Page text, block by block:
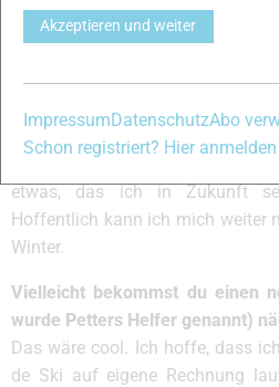
Wie war die erste Tour de Ski für
teilgenommen, aber nicht so
bestreiten und ich war stolz,
denke, ich habe meinen Job
hinaus war ich zweitbester
etwas, das ich in Zukunft
Hoffentlich kann ich mich weiter
Winter.
Vielleicht bekommst du einen
wurde Petters Helfer genannt)
Das wäre cool. Ich hoffe, dass
de Ski auf eigene Rechnung
Akzeptieren und weiter
Impressum DatenschutzAbo
Schon registriert? Hier anmelden